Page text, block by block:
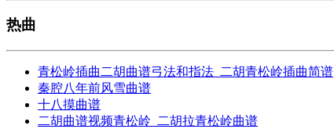
热曲
青松岭插曲二胡曲谱弓法和指法_二胡青松岭插曲简谱
秦腔八年前风雪曲谱
十八摸曲谱
二胡曲谱视频青松岭_二胡拉青松岭曲谱